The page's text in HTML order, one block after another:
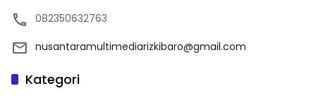
082350632763
nusantaramultimediarizkibaro@gmail.com
Kategori